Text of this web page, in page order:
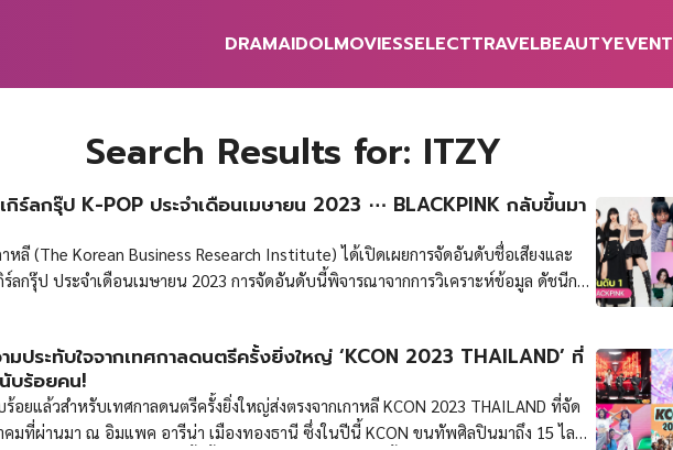
DRAMAIDOLMOVIESSELECTTRAVELBEAUTYEVENT
Search Results for: ITZY
ร์ลกรุ๊ป K-POP ประจำเดือนเมษายน 2023 ⋯ BLACKPINK กลับขึ้นมา
หลี (The Korean Business Research Institute) ได้เปิดเผยการจัดอันดับชื่อเสียงและ
ลกรุ๊ป ประจำเดือนเมษายน 2023 การจัดอันดับนี้พิจารณาจากการวิเคราะห์ข้อมูล ดัชนีการ
กลับขึ้นมาครองอันดับ 1 ด้วยตัวเลขดัชนีชื่อเสียง 8,126,951 ซึ่งพุ่งสูงจากเดิมถึง
บเดือนที่ผ่านมา โดยคำค้นหาอันดับสูงจากการวิเคราะห์คีย์เวิร์ดชื่อวง ประกอบไปด้วยคำ
‘เกม’ ขณะที่คำค้นหาอันดับสูงที่เกี่ยวข้อง ประกอบไปด้วยคำว่า ‘บันทึกสถิติ’, ‘เปิด
ผลงาน)’ ซึ่งสัดส่วนการตอบสนองในเชิงบวกที่มีต่อพวกเธออยู่ที่ 93.27% และอันดับ 2 ตก
มประทับใจจากเทศกาลดนตรีครั้งยิ่งใหญ่ ‘KCON 2023 THAILAND’ ที่
บร้อยคน!
อยแล้วสำหรับเทศกาลดนตรีครั้งยิ่งใหญ่ส่งตรงจากเกาหลี KCON 2023 THAILAND ที่จัด
คมที่ผ่านมา ณ อิมแพค อารีน่า เมืองทองธานี ซึ่งในปีนี้ KCON ขนทัพศิลปินมาถึง 15 ไลน์